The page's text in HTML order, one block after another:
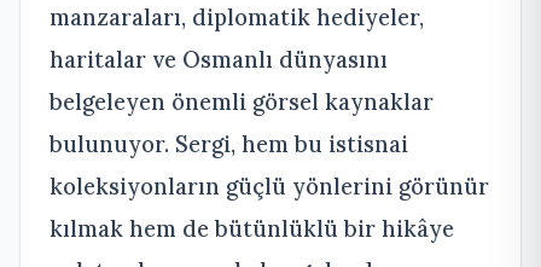
manzaraları, diplomatik hediyeler,
haritalar ve Osmanlı dünyasını
belgeleyen önemli görsel kaynaklar
bulunuyor. Sergi, hem bu istisnai
koleksiyonların güçlü yönlerini görünür
kılmak hem de bütünlüklü bir hikâye